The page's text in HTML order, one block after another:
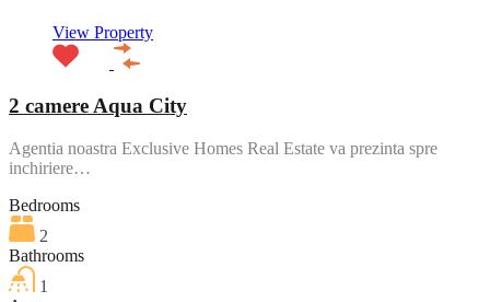
View Property
2 camere Aqua City
Agentia noastra Exclusive Homes Real Estate va prezinta spre
inchiriere…
Bedrooms
2
Bathrooms
1